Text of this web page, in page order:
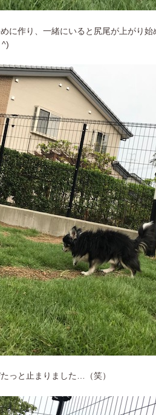
に作り、一緒にいると尻尾が上がり
^)
っと止まりました…（笑）